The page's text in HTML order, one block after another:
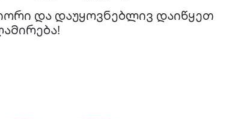
და დაუყოვნებლივ დაიწყეთ